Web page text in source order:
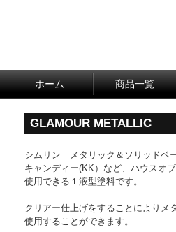
ホーム 商品一覧
GLAMOUR METALLIC
シムリン メタリック＆ソリッドベ
キャンディー(KK）など、ハウスオ
使用できる１液型塗料です。
クリアー仕上げをすることによりメ
使用することができます。